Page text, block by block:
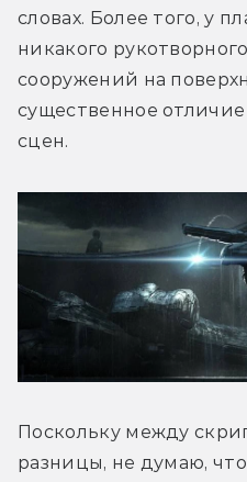
словах. Более того, у
никакого
сооружений на
существенное
сцен.
Поскольку между
разницы, не думаю,